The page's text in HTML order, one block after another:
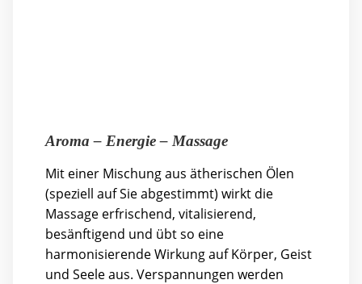
Aroma – Energie – Massage
Mit einer Mischung aus ätherischen Ölen
(speziell auf Sie abgestimmt) wirkt die
Massage erfrischend, vitalisierend,
besänftigend und übt so eine
harmonisierende Wirkung auf Körper, Geist
und Seele aus. Verspannungen werden